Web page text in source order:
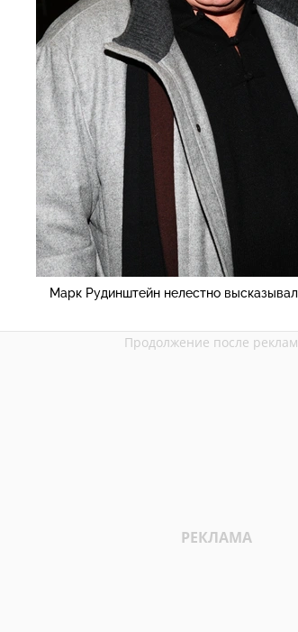
Марк Рудинштейн нелестно